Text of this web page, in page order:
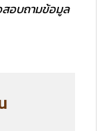
อบถามข้อมูล